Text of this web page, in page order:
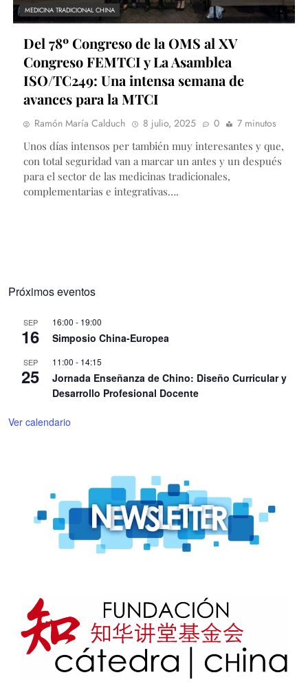
MEDICINA TRADICIONAL CHINA
Del 78º Congreso de la OMS al XV
Congreso FEMTCI y La Asamblea
ISO/TC249: Una intensa semana de
avances para la MTCI
Ramón María Calduch 8 julio, 2025 0
7 minutos
Unos días intensos per también muy interesantes y que,
con total seguridad van a marcar un antes y un después
para el sector de las medicinas tradicionales,
complementarias e integrativas….
Próximos eventos
SEP
16
16:00 - 19:00
Simposio China-Europea
SEP
25
11:00 - 14:15
Jornada Enseñanza de Chino: Diseño Curricular y
Desarrollo Profesional Docente
Ver calendario